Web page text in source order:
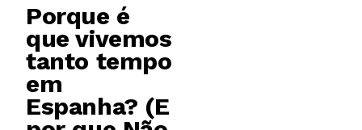
Porque é
que vivemos
tanto tempo
em
Espanha? (E